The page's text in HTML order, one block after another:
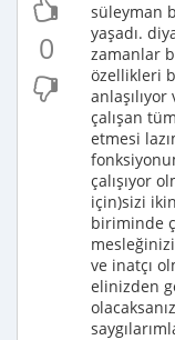
0
süleyman
yaşadı.
zamanlar
özellikleri
çalışan
etmesi
çalışıyor
için)sizi
biriminde
ve inatçı
elinizden